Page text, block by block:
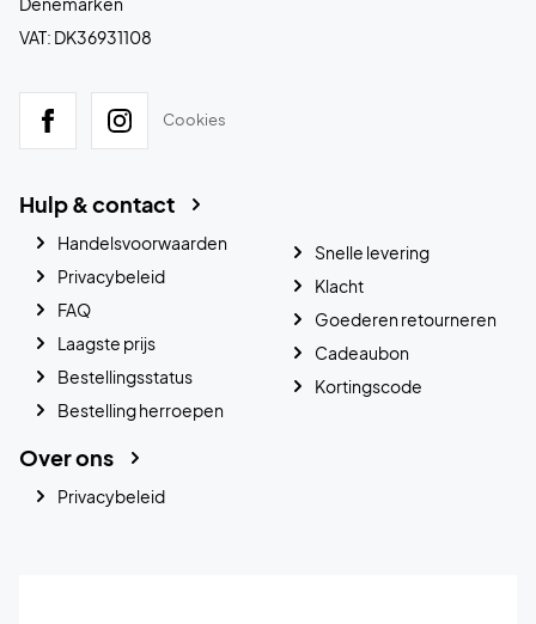
VAT: DK36931108
Cookies
Hulp & contact
Handelsvoorwaarden
Privacybeleid
FAQ
Laagste prijs
Bestellingsstatus
Bestelling herroepen
Snelle levering
Klacht
Goederen retourneren
Cadeaubon
Kortingscode
Over ons
Privacybeleid